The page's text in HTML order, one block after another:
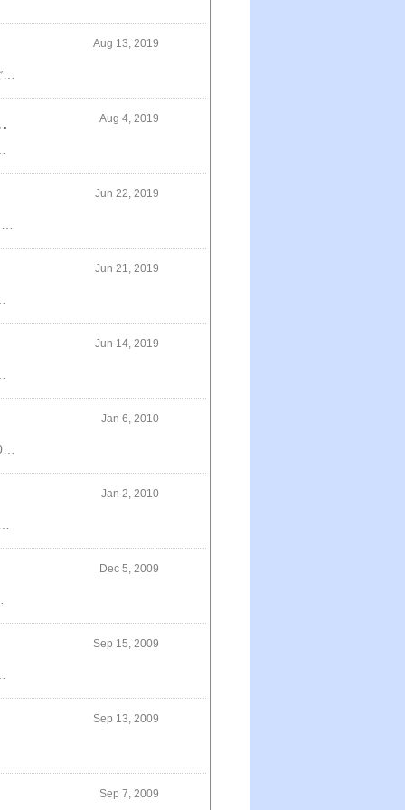
☆ 金澤兼六製菓 サマーギフトゼリー 20個セット ☆なめらかな口当たりとさらっとした喉ごしにこだわった水羊羹、みずみずしくぷるるんとした食感がお口いっぱいに広がる葡萄ゼリーと桃ゼリー、メロンの産地 北海道の芳醇な香りのとろけるようなメロンゼリーの詰合せです。⇒ Marron Gift Shop⇒ 食品・飲料・キッチンのページ
Aug 13, 2019
人前)食べ放題！【いくら】【イクラ】 Aug 4, 2019
Jun 22, 2019
Jun 21, 2019
Jun 14, 2019
【free】【送料無料】バービカン 350ml缶×24（※送料：北海道・沖縄県・離島は500円）\3,024原材料にはドイツから輸入した麦芽、ホップだけを使用。ノンアルコールビールながら麦芽100％のドイツビール並みのしっかりとした味わいと、苦味のあるリッチなテーストを実現した。健康に良いものを」をコンセプトに、内容成分中のプリン体をゼロにし、カロリーを15kcal（100mlあたり）に抑えた。香料・スターチ・ブドウ糖・酸化防止剤等の添加物は一切使用していない
Jan 6, 2010
Jan 2, 2010
Dec 5, 2009
Sep 15, 2009
Sep 13, 2009
Sep 7, 2009